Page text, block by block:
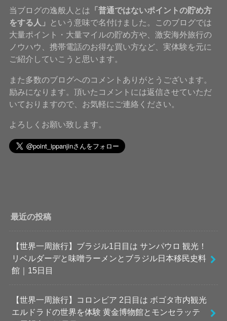
当ブログの逸般人とは 「普通ではないポイントの貯め方
をする人」
という意味で名付けました。このブログでは
大量ポイント・大量マイルの貯め方や、激安海外旅行の
ノウハウ、携帯電話のお得な買い方など、実体験を元に
ご紹介していこうと思います。
また多数のブログへのコメントありがとうございます。
励みになります。頂いたコメントには返信させていただ
いておりますので、お気軽にご連絡ください。
よろしくお願い致します。
最近の投稿
【世界一周旅行】ブラジル1日目は サンパウロ 観光！
リベルダーデと味噌ラーメンとブラジル日本移民史料
館｜15日目
【世界一周旅行】コロンビア 2日目は ボゴタ市内観光
エルドラドの世界を体験 黄金博物館とモンセラッテ